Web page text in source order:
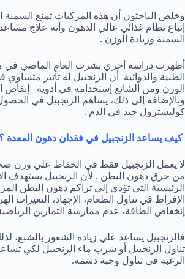
وخلص الباحثون أن هذه المركبات تمنع السمنة
إتباع نظام غذائي عالي الدهون وأنه علاج
السمنة وزيادة الوزن .
أظهرت دراسة أخري نشرت العام الماضي في
الطبية والدوائية أن الزنجبيل له تأتير
الوزن ومن الشائع إستخدامه في أدوية إنقاص
وبالإضافة إلي ذلك، يساهم الزنجبيل في
كوليسترول جيد في الدم .
كيف يساعد الزنجبيل في فقدان دهون المعدة ؟
لا يعمل الزنجبيل فقط في الحفاظ علي وزن
من حرق دهون البطن . لأن الزنجبيل يستهدف
الرئيسية التي تؤدي إلي تراكم دهون البطن
الإفراط في تناول الطعام، الإجهاد، التغيرات
إنخفاض الطاقة، عدم ممارسة التمارين
فالزنجبيل يساعد علي زيادة الشعور بالشبع،
تناول الزنجبيل أو شرب ماء الزنجبيل لكي
الرغبة في تناول وجبة دسمة.